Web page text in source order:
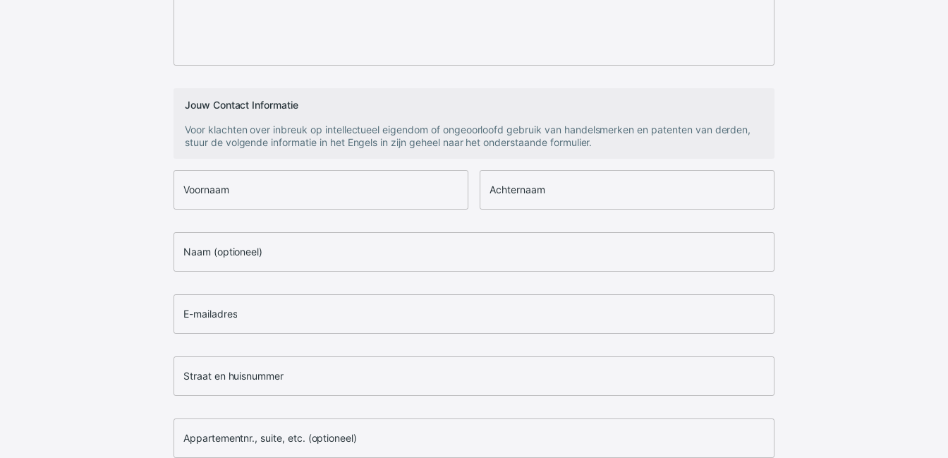
Jouw Contact Informatie
Voor klachten over inbreuk op intellectueel eigendom of ongeoorloofd gebruik van handelsmerken en patenten van derden,
stuur de volgende informatie in het Engels in zijn geheel naar het onderstaande formulier.
Voornaam Achternaam
Naam (optioneel)
E-mailadres
Straat en huisnummer
Appartementnr., suite, etc. (optioneel)